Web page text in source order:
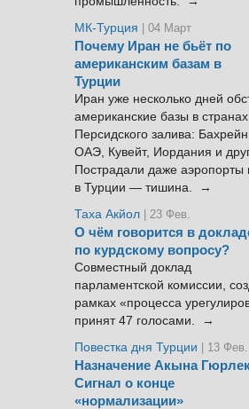
МК-Турция
| 04 Март
Почему Иран не бьёт по
американским базам в
Турции
Иран уже несколько дней
американские базы в странах
Персидского залива:
ОАЭ, Кувейт, Иордания и
Пострадали даже аэропорты
в Турции — тишина. →
Таха Акйол | 23 Фев.
О чём говорится в
по курдскому вопросу?
Совместный доклад
парламентской комиссии,
рамках «процесса
принят 47 голосами. →
Повестка дня Турции
| 13 Фев.
Назначение Акына
Сигнал о конце
«нормализации»